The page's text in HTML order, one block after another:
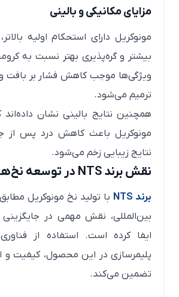
مزایای مکانیکی و بالینی
مونوکریل دارای استحکام اولیه بالاتر،
بیشتر و گره‌پذیری بهتر نسبت به
ویژگی‌ها موجب کاهش فشار بر بافت و
ترمیم می‌شود.
همچنین نتایج بالینی نشان داده‌اند
مونوکریل باعث کاهش درد پس از
نتایج زیبایی زخم می‌شود.
نقش برند NTS در توسعه نخ‌های مدرن
برند NTS
با تولید نخ مونوکریل مطابق
بین‌المللی، نقش مهمی در جایگزینی
ایفا کرده است. استفاده از
پلیمرسازی در این محصول، کیفیت و
تضمین می‌کند.